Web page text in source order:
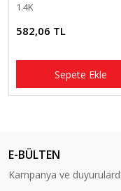
1.4K
582,06 TL
Sepete Ekle
E-BÜLTEN
Kampanya ve